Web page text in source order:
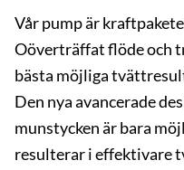
Vår pump är
Oöverträffat flöde och
bästa möjliga
Den nya avancerade
munstycken är bara
resulterar i effektivare